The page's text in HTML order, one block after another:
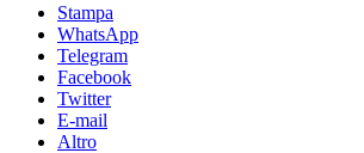
Stampa
WhatsApp
Telegram
Facebook
Twitter
E-mail
Altro